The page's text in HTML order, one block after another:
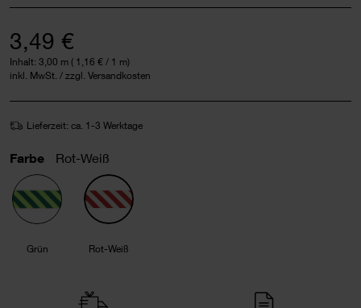
3,49 €
Inhalt: 3,00 m ( 1,16 € / 1 m)
inkl. MwSt. / zzgl. Versandkosten
Lieferzeit: ca. 1-3 Werktage
Farbe Rot-Weiß
Grün Rot-Weiß